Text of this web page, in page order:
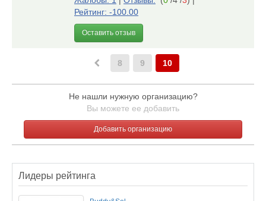
Рейтинг: -100.00
Оставить отзыв
8 9 10
Не нашли нужную организацию?
Вы можете ее добавить
Добавить организацию
Лидеры рейтинга